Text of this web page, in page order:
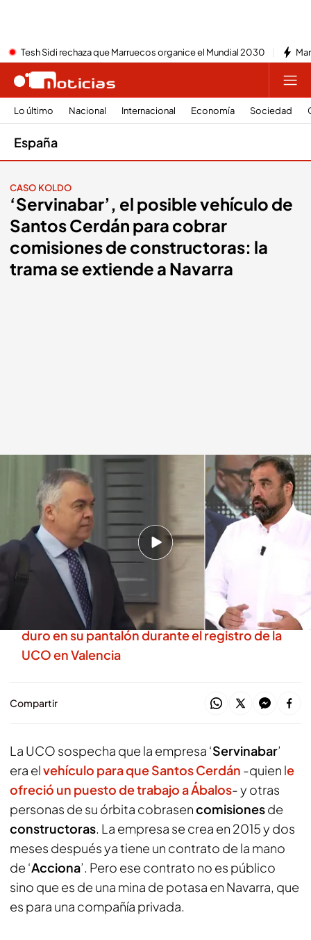
Tesh Sidi rechaza que Marruecos organice el Mundial 2030
Lo último Nacional Internacional Economía Sociedad
España
CASO KOLDO
‘Servinabar’, el posible vehículo de
Santos Cerdán para cobrar
comisiones de constructoras: la
trama se extiende a Navarra
La relación entre 'Servinabar' y 'Acciona' Noticias Cuatro
Redacción digital Noticias Cuatro Daniel Montero
19 JUN 2025 - 14:52h.
La trama Cerdán se extiende a Navarra, donde
la empresa habría recibido seis adjudicaciones
públicas
Anaís, la amiga de Ábalos que ocultó un disco
duro en su pantalón durante el registro de la
UCO en Valencia
Compartir
La UCO sospecha que la empresa ‘Servinabar’
era elvehículo para que Santos Cerdán -quien le
ofreció un puesto de trabajo a Ábalos- y otras
personas de su órbita cobrasencomisionesde
constructoras. La empresa se crea en 2015 y dos
meses después ya tiene un contrato de la mano
de ‘Acciona’. Pero ese contrato no es público
sino que es de una mina de potasa en Navarra, que
es para una compañía privada.